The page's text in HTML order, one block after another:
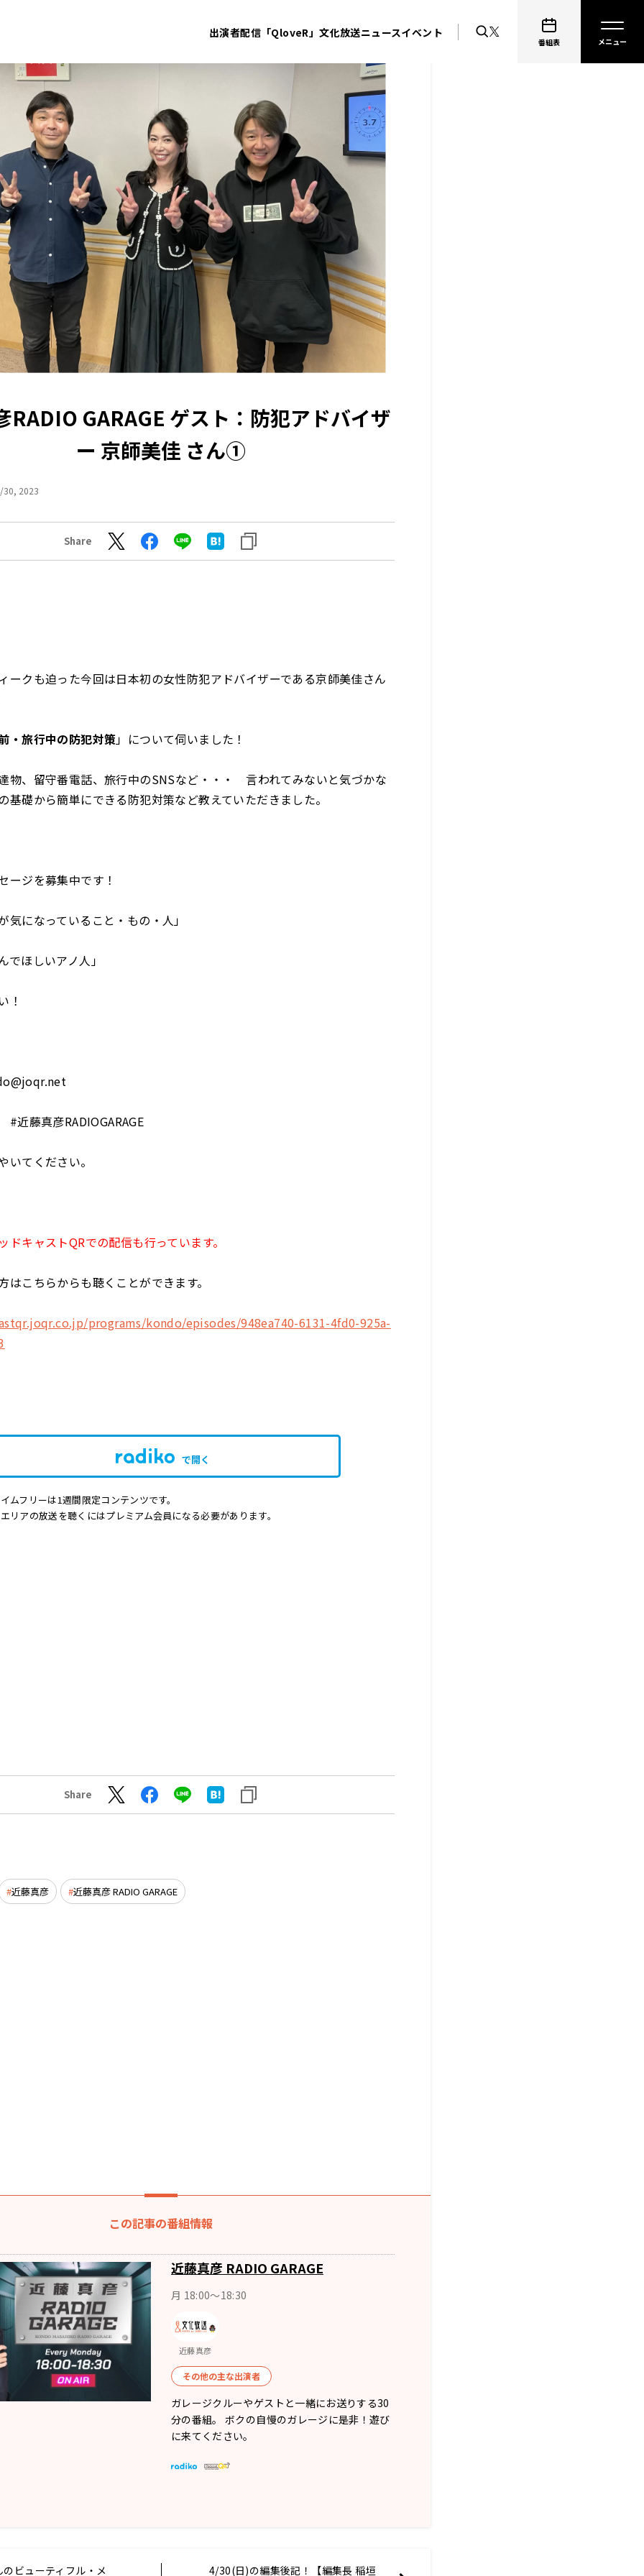
出演者配信「QloveR」文化放送ニュースイベント
番組表
RADIO GARAGE ゲスト：防犯アドバイザ
ー 京師美佳 さん①
30, 2023
Share
ークも迫った今回は日本初の女性防犯アドバイザーである京師美佳さん
・旅行中の防犯対策」について伺いました！
物、留守番電話、旅行中のSNSなど・・・ 言われてみないと気づかな
基礎から簡単にできる防犯対策など教えていただきました。
ージを募集中です！
気になっていること・もの・人」
でほしいアノ人」
！
近藤真彦RADIOGARAGE
いてください。
ドキャストQRでの配信も行っています。
はこちらからも聴くことができます。
programs/kondo/episodes/948ea740-6131-4fd0-925a-
で開く
ムフリーは1週間限定コンテンツです。
リアの放送を聴くにはプレミアム会員になる必要があります。
Share
近藤真彦 近藤真彦 RADIO GARAGE
この記事の番組情報
近藤真彦 RADIO GARAGE
月 18:00～18:30
近藤真彦
その他の主な出演者
ガレージクルーやゲストと一緒にお送りする30
分の番組。 ボクの自慢のガレージに是非！遊び
に来てください。
のビューティフル・メ 4/30(日)の編集後記！【編集長 稲垣